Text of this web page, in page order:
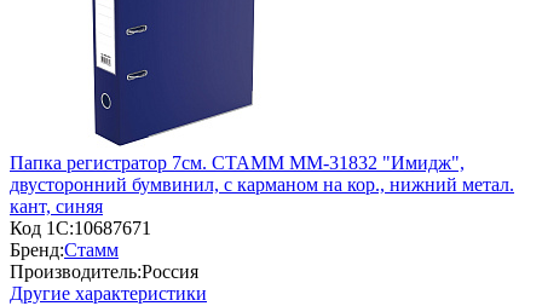
Папка регистратор 7см. СТАММ ММ-31832 "Имидж",
двусторонний бумвинил, с карманом на кор., нижний метал.
кант, синяя
Код 1С:10687671
Бренд:Стамм
Производитель:Россия
Другие характеристики